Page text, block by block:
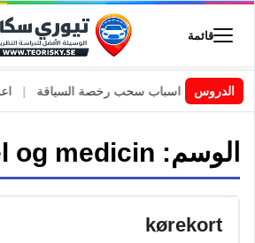
قائمة
الدروسالسويد | اسباب سحب رخصة السياقة
الوسم: og medicin
kørekort